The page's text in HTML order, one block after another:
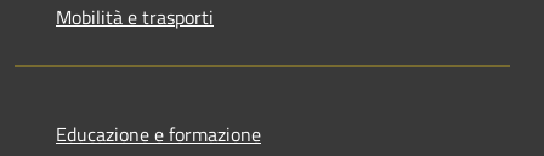
Mobilità e trasporti
Educazione e formazione